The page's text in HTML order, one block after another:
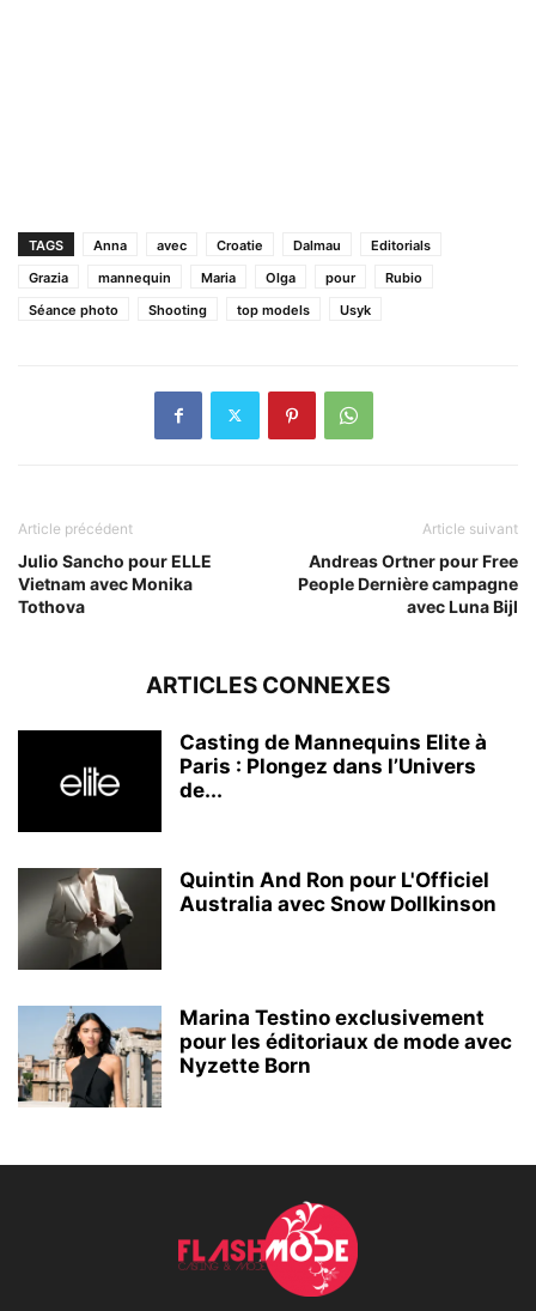
TAGS Anna avec Croatie Dalmau
Editorials
Grazia
mannequin Maria Olga pour
Rubio
Séance photo
Shooting top models Usyk
Article précédent
Julio Sancho pour ELLE
Vietnam avec Monika
Tothova
Article suivant
Andreas Ortner pour Free
People Dernière campagne
avec Luna Bijl
ARTICLES CONNEXES
Casting de Mannequins Elite à
Paris : Plongez dans l’Univers
de...
Quintin And Ron pour L'Officiel
Australia avec Snow Dollkinson
Marina Testino exclusivement
pour les éditoriaux de mode avec
Nyzette Born